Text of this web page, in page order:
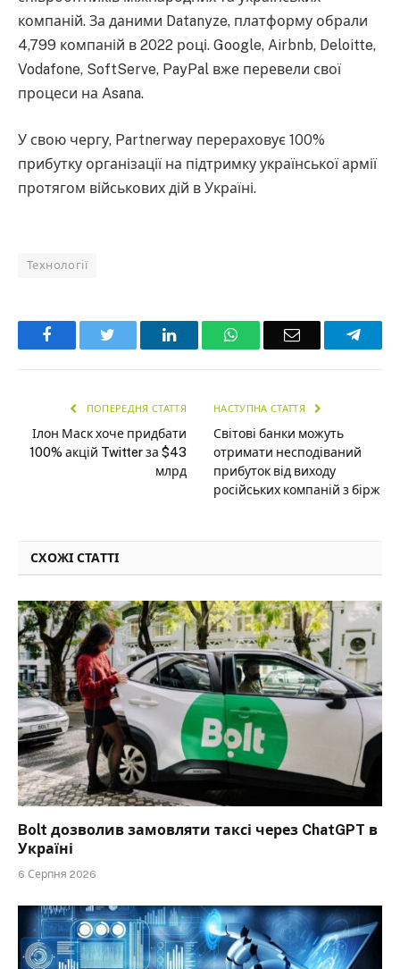
компаній. За даними Datanyze, платформу обрали
4,799 компаній в 2022 році. Google, Airbnb, Deloitte,
Vodafone, SoftServe, PayPal вже перевели свої
процеси на Asana.
У свою чергу, Partnerway перераховує 100%
прибутку організації на підтримку української армії
протягом військових дій в Україні.
Технології
Facebook LinkedInWhatsAppEmail
ПОПЕРЕДНЯ СТАТТЯ
Ілон Маск хоче придбати
100% акцій Twitter за $43
млрд
НАСТУПНА СТАТТЯ
Світові банки можуть
отримати несподіваний
прибуток від виходу
російських компаній з бірж
СХОЖІ СТАТТІ
Bolt дозволив замовляти таксі через ChatGPT в
Україні
6 Серпня 2026